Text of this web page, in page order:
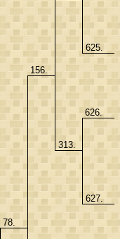
78.
156.
625.
313.
626.
627.